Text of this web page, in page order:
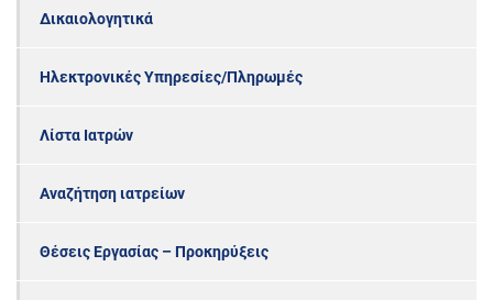
Δικαιολογητικά
Ηλεκτρονικές Υπηρεσίες/Πληρωμές
Λίστα Ιατρών
Αναζήτηση ιατρείων
Θέσεις Εργασίας – Προκηρύξεις